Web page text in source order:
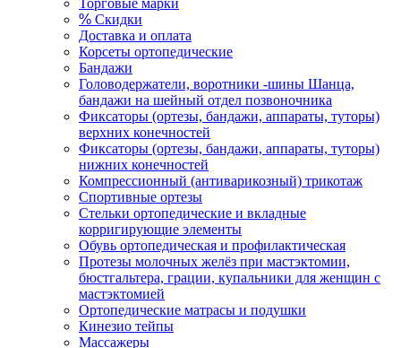
Торговые марки
% Скидки
Доставка и оплата
Корсеты ортопедические
Бандажи
Головодержатели, воротники -шины Шанца,
бандажи на шейный отдел позвоночника
Фиксаторы (ортезы, бандажи, аппараты, туторы)
верхних конечностей
Фиксаторы (ортезы, бандажи, аппараты, туторы)
нижних конечностей
Компрессионный (антиварикозный) трикотаж
Спортивные ортезы
Стельки ортопедические и вкладные
корригирующие элементы
Обувь ортопедическая и профилактическая
Протезы молочных желёз при мастэктомии,
бюстгальтера, грации, купальники для женщин с
мастэктомией
Ортопедические матрасы и подушки
Кинезио тейпы
Массажеры